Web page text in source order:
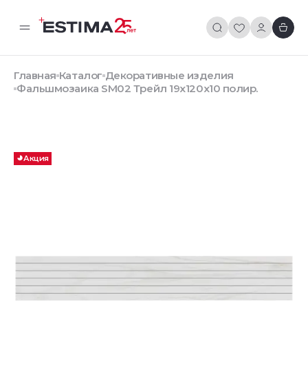
Главная Каталог Декоративные изделия
Фальшмозаика SM02 Трейл 19x120x10 полир.
Акция